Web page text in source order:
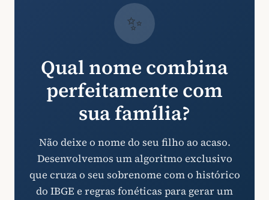
✨
Qual nome combina
perfeitamente com
sua família?
Não deixe o nome do seu filho ao acaso.
Desenvolvemos um algoritmo exclusivo
que cruza o seu sobrenome com o histórico
do IBGE e regras fonéticas para gerar um